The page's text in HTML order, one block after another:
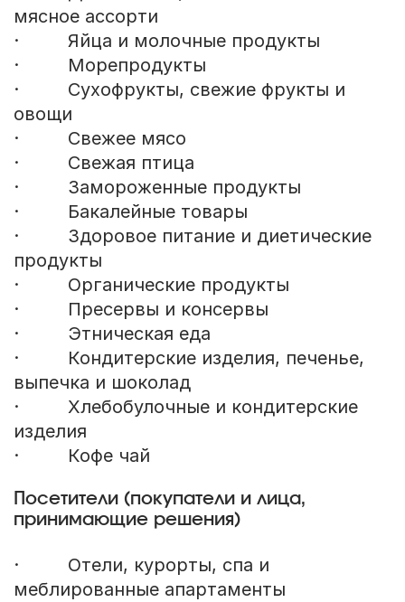
мясное ассорти
· Яйца и молочные продукты
· Морепродукты
· Сухофрукты, свежие фрукты и
овощи
· Свежее мясо
· Свежая птица
· Замороженные продукты
· Бакалейные товары
· Здоровое питание и диетические
продукты
· Органические продукты
· Пресервы и консервы
· Этническая еда
· Кондитерские изделия, печенье,
выпечка и шоколад
· Хлебобулочные и кондитерские
изделия
· Кофе чай
Посетители (покупатели и лица,
принимающие решения)
· Отели, курорты, спа и
меблированные апартаменты